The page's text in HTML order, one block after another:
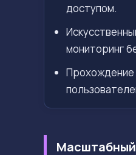
доступом.
мониторинг
Прохождение
Масштабный